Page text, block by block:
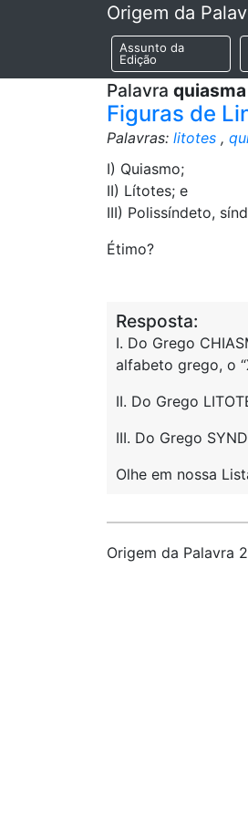
Origem da
Assunto da
Edição
Palavra quiasma
Figuras de
Palavras: litotes ,
I) Quiasmo;
II) Lítotes; e
III) Polissíndeto,
Étimo?
Resposta:
I. Do Grego
alfabeto grego, o
II. Do Grego
III. Do Grego
Olhe em nossa
Origem da Palavra